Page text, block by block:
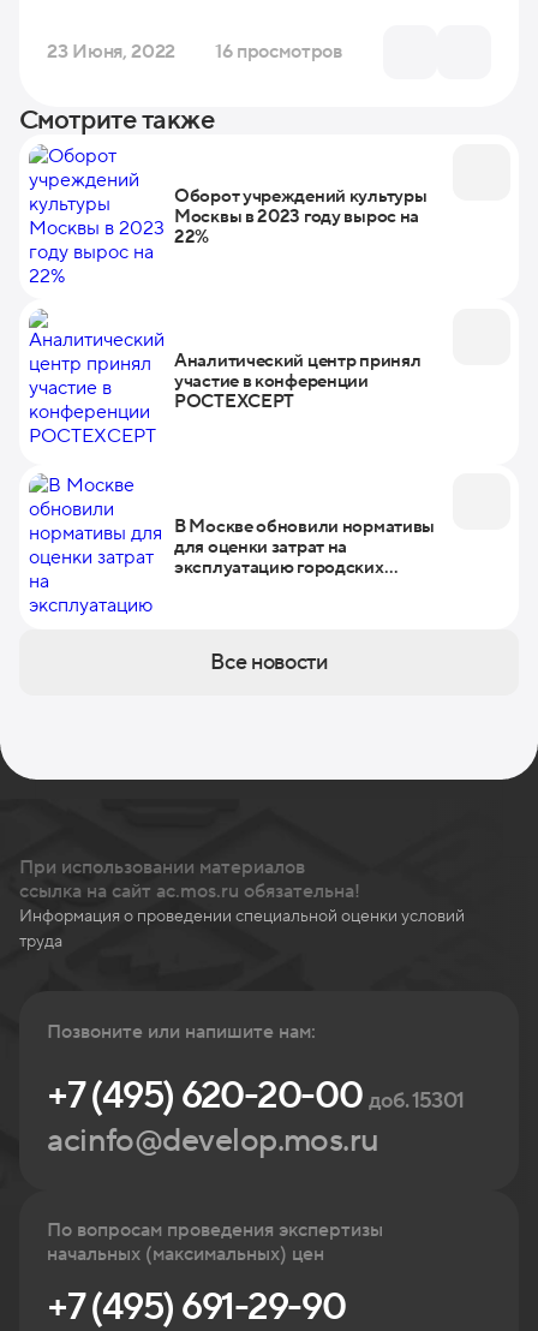
23 Июня, 2022 16 просмотров
Смотрите также
Оборот учреждений культуры
Москвы в 2023 году вырос на
22%
Аналитический центр принял
участие в конференции
РОСТЕХСЕРТ
В Москве обновили нормативы
для оценки затрат на
эксплуатацию городских
Все новости
При использовании материалов
ссылка на сайт ac.mos.ru обязательна!
Информация о проведении специальной оценки условий
труда
Позвоните или напишите нам:
+7 (495) 620-20-00доб. 15301
acinfo@develop.mos.ru
По вопросам проведения экспертизы
начальных (максимальных) цен
+7 (495) 691-29-90